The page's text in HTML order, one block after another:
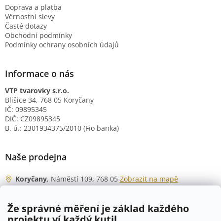
Že správné měření je základ každého
Doprava a platba
Věrnostní slevy
Časté dotazy
Obchodní podmínky
Podmínky ochrany osobních údajů
Informace o nás
VTP tvarovky s.r.o.
Blišice 34, 768 05 Koryčany
IČ: 09895345
DIČ: CZ09895345
B. ú.: 2301934375/2010 (Fio banka)
Naše prodejna
Koryčany, Náměstí 109, 768 05 Zobrazit na mapě
Po - Čt
06:00 - 07:00